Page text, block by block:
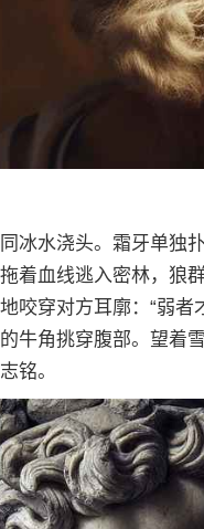
冰水浇头。霜牙单独
着血线逃入密林，狼
咬穿对方耳廓：“弱
牛角挑穿腹部。望
铭。